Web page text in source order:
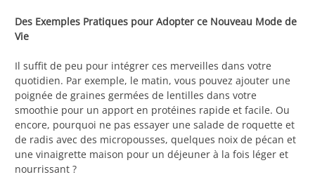
Des Exemples Pratiques pour Adopter ce Nouveau Mode de
Vie
Il suffit de peu pour intégrer ces merveilles dans votre
quotidien. Par exemple, le matin, vous pouvez ajouter une
poignée de graines germées de lentilles dans votre
smoothie pour un apport en protéines rapide et facile. Ou
encore, pourquoi ne pas essayer une salade de roquette et
de radis avec des micropousses, quelques noix de pécan et
une vinaigrette maison pour un déjeuner à la fois léger et
nourrissant ?